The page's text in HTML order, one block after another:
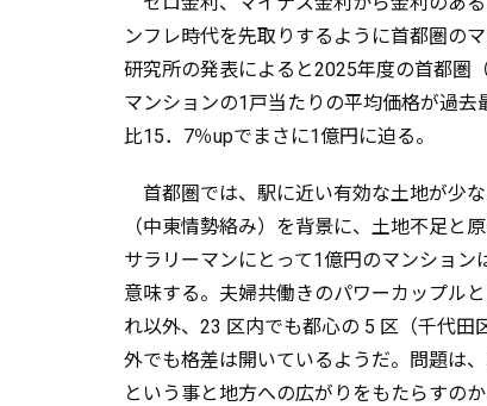
ンフレ時代を先取りするように首都圏の
研究所の発表によると2025年度の首都圏
マンションの1戸当たりの平均価格が過
比15．7％upでまさに1億円に迫る。
首都圏では、駅に近い有効な土地が少
（中東情勢絡み）を背景に、土地不足と
サラリーマンにとって1億円のマンショ
意味する。夫婦共働きのパワーカップル
れ以外、23 区内でも都心の 5 区（千代
外でも格差は開いているようだ。問題は
という事と地方への広がりをもたらすの